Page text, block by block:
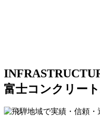
富士コンクリー